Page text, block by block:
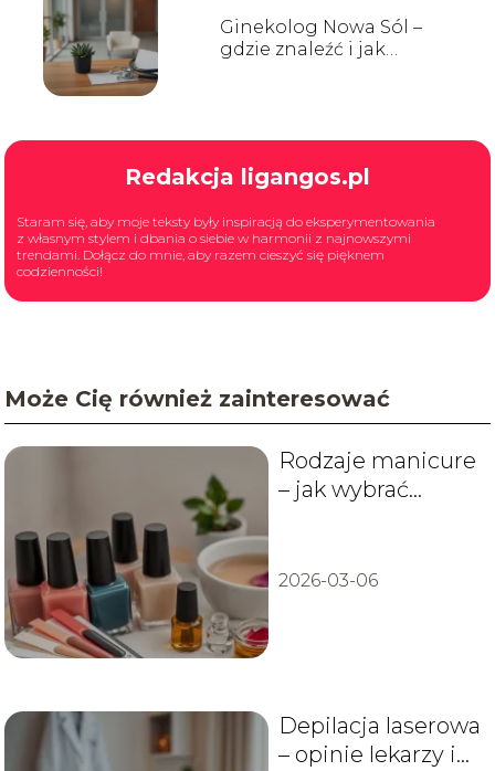
Ginekolog Nowa Sól –
gdzie znaleźć i jak
Redakcja ligangos.pl
Staram się, aby moje teksty były inspiracją do eksperymentowania
z własnym stylem i dbania o siebie w harmonii z najnowszymi
trendami. Dołącz do mnie, aby razem cieszyć się pięknem
codzienności!
Może Cię również zainteresować
Rodzaje manicure
– jak wybrać
2026-03-06
Depilacja laserowa
– opinie lekarzy i